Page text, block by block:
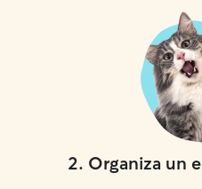
2. Organiza un